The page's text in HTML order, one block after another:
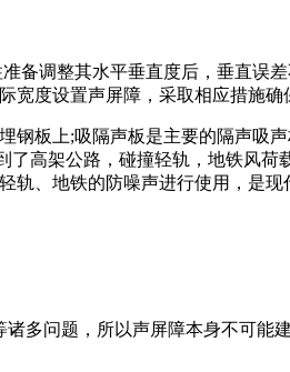
调整其水平垂直度后，垂直误差
度设置声屏障，采取相应措施确
钢板上;吸隔声板是主要的隔声吸
高架公路，碰撞轻轨，地铁风荷
轨、地铁的防噪声进行使用，是现
多问题，所以声屏障本身不可能